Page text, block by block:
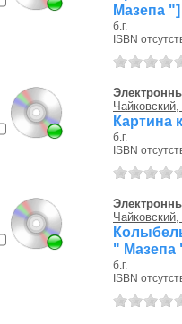
Мазепа "]
б.г.
ISBN
Картина
б.г.
ISBN
" Мазепа
б.г.
ISBN